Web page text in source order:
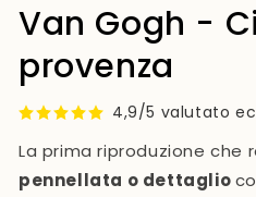
Van Gogh -
provenza
4,9/5 valutato
La prima riproduzione che
pennellata o dettaglio